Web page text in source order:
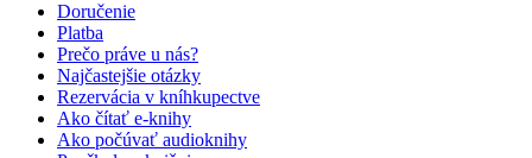
Doručenie
Platba
Prečo práve u nás?
Najčastejšie otázky
Rezervácia v kníhkupectve
Ako čítať e-knihy
Ako počúvať audioknihy